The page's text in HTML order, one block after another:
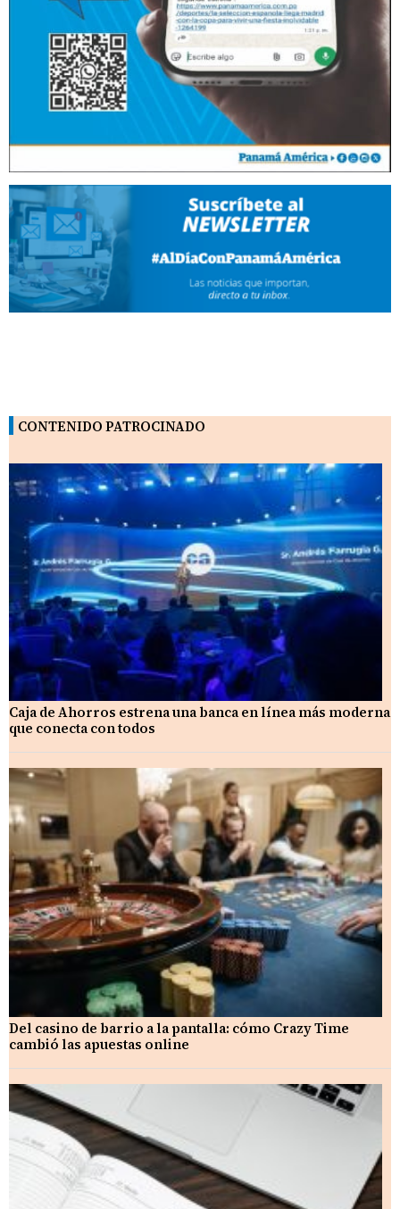
CONTENIDO PATROCINADO
Caja de Ahorros estrena una banca en línea más moderna
que conecta con todos
Del casino de barrio a la pantalla: cómo Crazy Time
cambió las apuestas online